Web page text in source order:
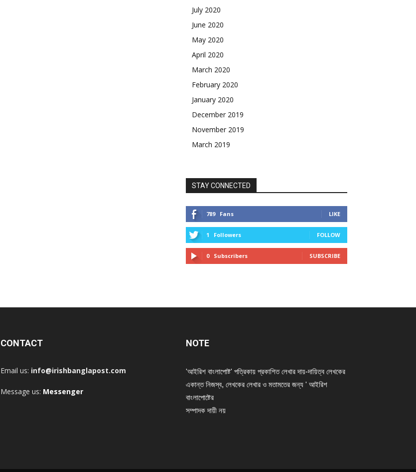
July 2020
June 2020
May 2020
April 2020
March 2020
February 2020
January 2020
December 2019
November 2019
March 2019
STAY CONNECTED
789 Fans LIKE
1 Followers FOLLOW
0 Subscribers SUBSCRIBE
CONTACT
Email us: info@irishbanglapost.com
Message us: Messenger
NOTE
'আইরিশ বাংলাপোষ্ট' পত্রিকায় প্রকাশিত লেখার দায়-দায়িত্ব লেখকের
একান্ত নিজস্ব, লেখকের লেখার ও মতামতের জন্য ' আইরিশ
বাংলাপোষ্টের
সম্পাদক দায়ী নয়